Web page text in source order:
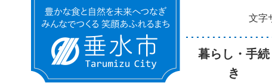
垂水市 文字
暮らし・手続
き